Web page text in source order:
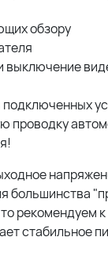
обзору
проводку
большинства
рекомендуем
стабильное